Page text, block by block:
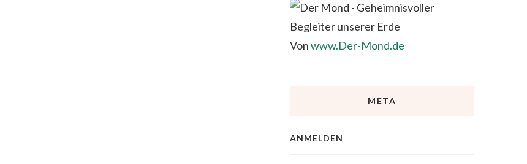
Vonwww.Der-Mond.de
META
ANMELDEN